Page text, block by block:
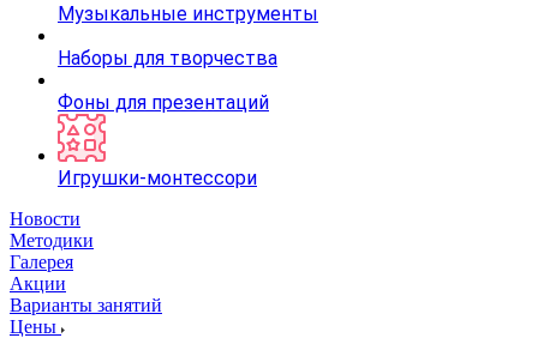
Музыкальные инструменты
Наборы для творчества
Фоны для презентаций
Игрушки-монтессори
Новости
Методики
Галерея
Акции
Варианты занятий
Цены